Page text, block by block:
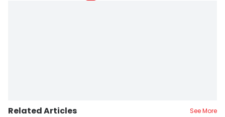
Related Articles See More